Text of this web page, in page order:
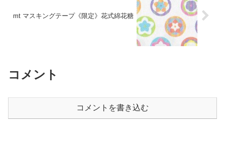
mt マスキングテープ《限定》花式綿花糖
コメント
コメントを書き込む